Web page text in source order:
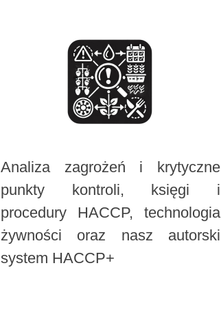
Analiza zagrożeń i krytyczne
punkty kontroli, księgi i
procedury HACCP, technologia
żywności oraz nasz autorski
system HACCP+